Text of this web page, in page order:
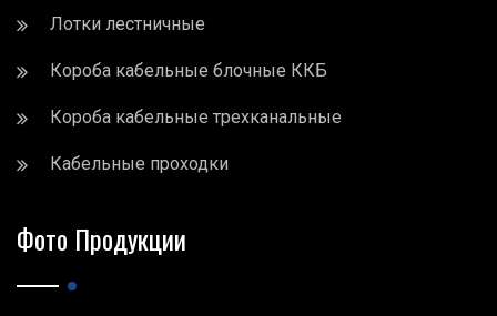
Лотки лестничные
Короба кабельные блочные ККБ
Короба кабельные трехканальные
Кабельные проходки
Фото Продукции